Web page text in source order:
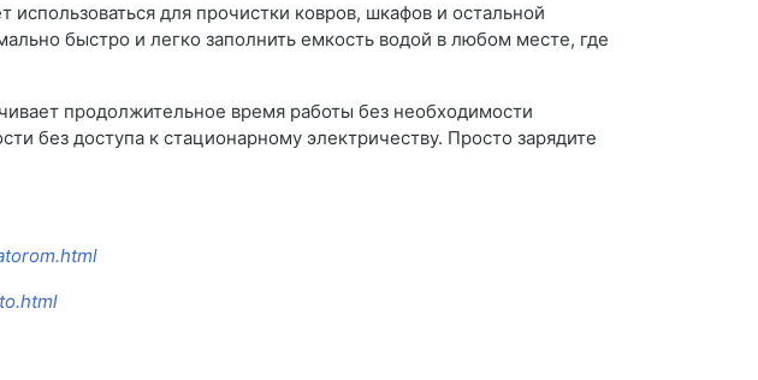
для прочистки ковров, шкафов и остальной
быстро и легко заполнить емкость водой в любом месте, где
продолжительное время работы без необходимости
без доступа к стационарному электричеству. Просто зарядите